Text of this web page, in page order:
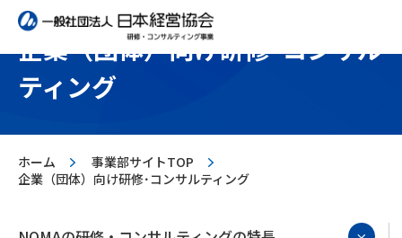
企業（団体）向け研修･コンサル
ティング
ホーム >
事業部サイトTOP
企業（団体）向け研修･コンサルティング